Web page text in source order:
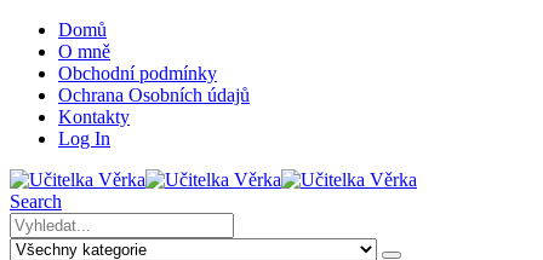
Domů
O mně
Obchodní podmínky
Ochrana Osobních údajů
Kontakty
Log In
Search